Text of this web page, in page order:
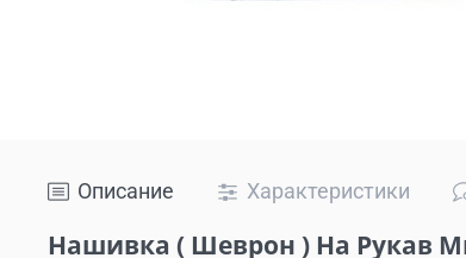
Описание Характеристики
Нашивка ( Шеврон ) На Рукав